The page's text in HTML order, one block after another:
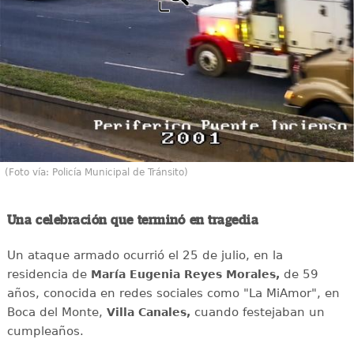
(Foto vía: Policía Municipal de Tránsito)
Una celebración que terminó en tragedia
Un ataque armado ocurrió el 25 de julio, en la
residencia de María Eugenia Reyes Morales, de 59
años, conocida en redes sociales como "La MiAmor", en
Boca del Monte, Villa Canales, cuando festejaban un
cumpleaños.